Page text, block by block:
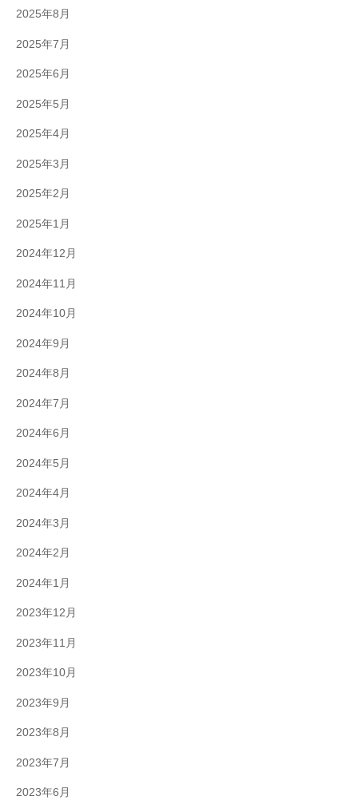
2025年8月
2025年7月
2025年6月
2025年5月
2025年4月
2025年3月
2025年2月
2025年1月
2024年12月
2024年11月
2024年10月
2024年9月
2024年8月
2024年7月
2024年6月
2024年5月
2024年4月
2024年3月
2024年2月
2024年1月
2023年12月
2023年11月
2023年10月
2023年9月
2023年8月
2023年7月
2023年6月